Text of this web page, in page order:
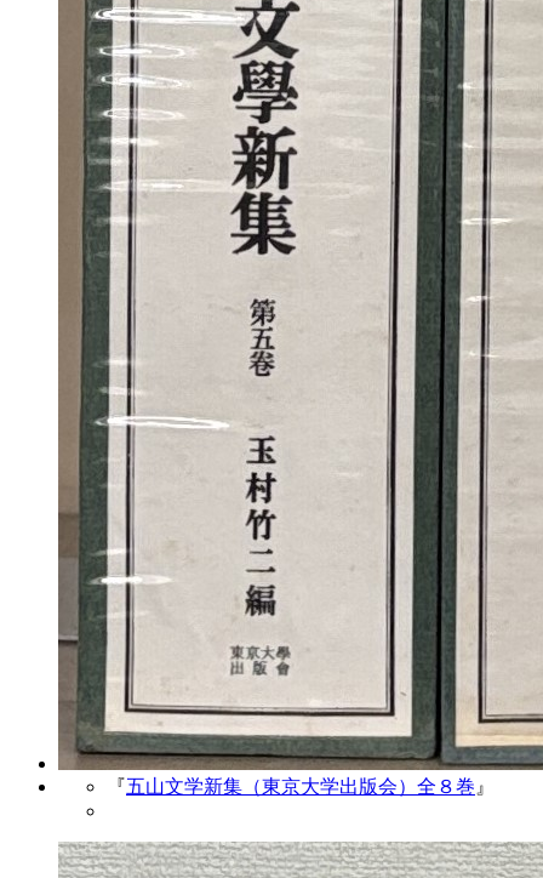
『五山文学新集（東京大学出版会）全８巻 』